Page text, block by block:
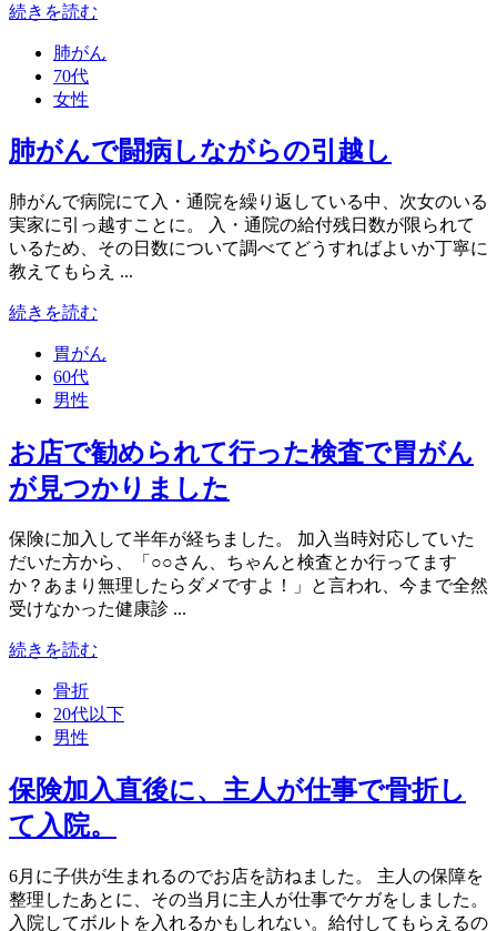
続きを読む
肺がん
70代
女性
肺がんで闘病しながらの引越し
肺がんで病院にて入・通院を繰り返している中、次女のいる
実家に引っ越すことに。 入・通院の給付残日数が限られて
いるため、その日数について調べてどうすればよいか丁寧に
教えてもらえ ...
続きを読む
胃がん
60代
男性
お店で勧められて行った検査で胃がん
が見つかりました
保険に加入して半年が経ちました。 加入当時対応していた
だいた方から、「○○さん、ちゃんと検査とか行ってます
か？あまり無理したらダメですよ！」と言われ、今まで全然
受けなかった健康診 ...
続きを読む
骨折
20代以下
男性
保険加入直後に、主人が仕事で骨折し
て入院。
6月に子供が生まれるのでお店を訪ねました。 主人の保障を
整理したあとに、その当月に主人が仕事でケガをしました。
入院してボルトを入れるかもしれない。給付してもらえるの